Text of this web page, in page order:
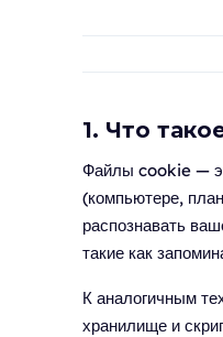
1. Что
Файлы cookie —
(компьютере,
распознавать
такие как
К аналогичным
хранилище и